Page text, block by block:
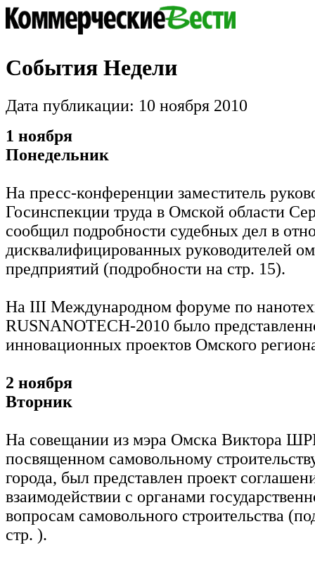
События Недели
Дата публикации: 10 ноября 2010
1 ноября
Понедельник
На пресс-конференции заместитель
Госинспекции труда в Омской области
сообщил подробности судебных дел в
дисквалифицированных руководителей
предприятий (подробности на стр. 15).
На III Международном форуме по
RUSNANOTECH-2010 было
инновационных проектов Омского
2 ноября
Вторник
На совещании из мэра Омска Виктора
посвященном самовольному
города, был представлен проект
взаимодействии с органами
вопросам самовольного строительства
стр. ).